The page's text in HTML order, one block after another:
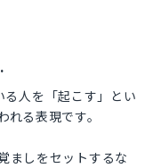
人を「起こす」とい
る表現です。
ましをセットするな